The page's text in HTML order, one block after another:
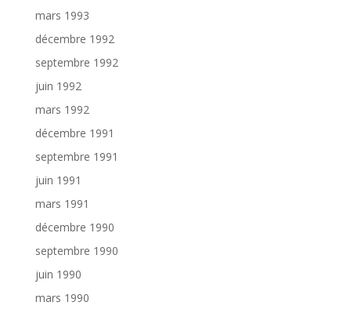
mars 1993
décembre 1992
septembre 1992
juin 1992
mars 1992
décembre 1991
septembre 1991
juin 1991
mars 1991
décembre 1990
septembre 1990
juin 1990
mars 1990